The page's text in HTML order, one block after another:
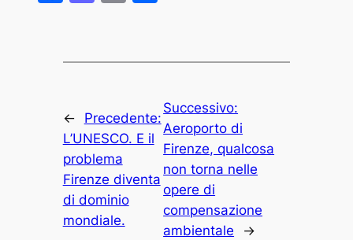
←
Precedente:
L’UNESCO. E il
problema
Firenze diventa
di dominio
mondiale.
Successivo:
Aeroporto di
Firenze, qualcosa
non torna nelle
opere di
compensazione
ambientale
→